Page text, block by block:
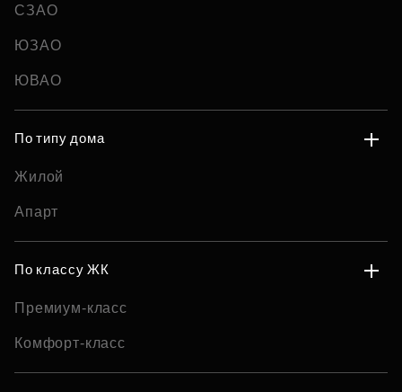
СЗАО
ЮЗАО
ЮВАО
По типу дома
Жилой
Апарт
По классу ЖК
Премиум-класс
Комфорт-класс